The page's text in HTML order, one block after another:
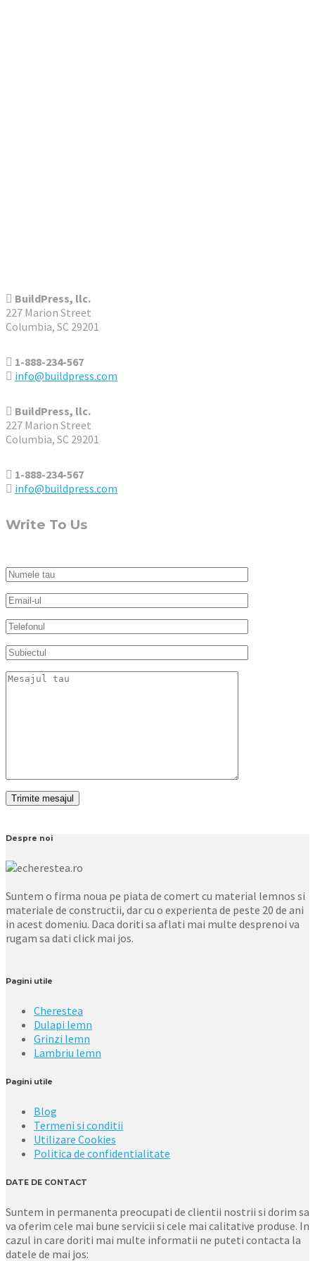
BuildPress, llc.
227 Marion Street
Columbia, SC 29201
1-888-234-567
info@buildpress.com
BuildPress, llc.
227 Marion Street
Columbia, SC 29201
1-888-234-567
info@buildpress.com
Write To Us
Despre noi
Suntem o firma noua pe piata de comert cu material lemnos si
materiale de constructii, dar cu o experienta de peste 20 de ani
in acest domeniu. Daca doriti sa aflati mai multe desprenoi va
rugam sa dati click mai jos.
Pagini utile
Cherestea
Dulapi lemn
Grinzi lemn
Lambriu lemn
Pagini utile
Blog
Termeni si conditii
Utilizare Cookies
Politica de confidentialitate
DATE DE CONTACT
Suntem in permanenta preocupati de clientii nostrii si dorim sa
va oferim cele mai bune servicii si cele mai calitative produse. In
cazul in care doriti mai multe informatii ne puteti contacta la
datele de mai jos: